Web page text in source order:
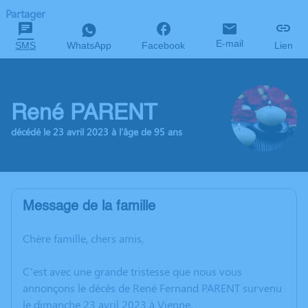
Partager
SMS WhatsApp Facebook E-mail Lien
René PARENT
décédé le 23 avril 2023 à l'âge de 95 ans
Message de la famille
Chère famille, chers amis,
C’est avec une grande tristesse que nous vous
annonçons le décès de René Fernand PARENT survenu
le dimanche 23 avril 2023 à Vienne.